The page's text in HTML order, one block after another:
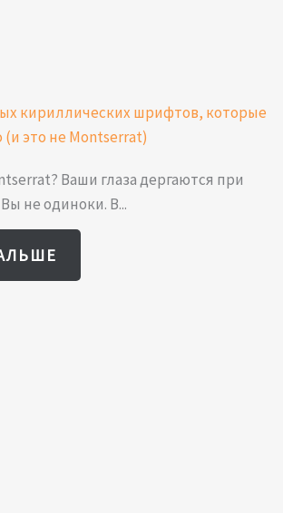
кириллических шрифтов, которые
(и это не Montserrat)
Ваши глаза дергаются при
не одиноки. В...